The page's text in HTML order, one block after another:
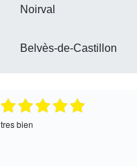
Noirval
Belvès-de-Castillon
oui, merci